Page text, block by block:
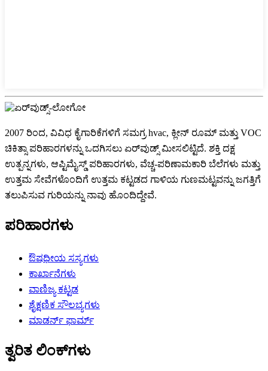
2007 ರಿಂದ, ವಿವಿಧ ಕೈಗಾರಿಕೆಗಳಿಗೆ ಸಮಗ್ರ hvac, ಕ್ಲೀನ್ ರೂಮ್ ಮತ್ತು VOC
ಚಿಕಿತ್ಸಾ ಪರಿಹಾರಗಳನ್ನು ಒದಗಿಸಲು ಏರ್‌ವುಡ್ಸ್ ಮೀಸಲಿಟ್ಟಿದೆ. ಶಕ್ತಿ ದಕ್ಷ
ಉತ್ಪನ್ನಗಳು, ಆಪ್ಟಿಮೈಸ್ಡ್ ಪರಿಹಾರಗಳು, ವೆಚ್ಚ-ಪರಿಣಾಮಕಾರಿ ಬೆಲೆಗಳು ಮತ್ತು
ಉತ್ತಮ ಸೇವೆಗಳೊಂದಿಗೆ ಉತ್ತಮ ಕಟ್ಟಡದ ಗಾಳಿಯ ಗುಣಮಟ್ಟವನ್ನು ಜಗತ್ತಿಗೆ
ತಲುಪಿಸುವ ಗುರಿಯನ್ನು ನಾವು ಹೊಂದಿದ್ದೇವೆ.
ಪರಿಹಾರಗಳು
ಔಷಧೀಯ ಸಸ್ಯಗಳು
ಕಾರ್ಖಾನೆಗಳು
ವಾಣಿಜ್ಯ ಕಟ್ಟಡ
ಶೈಕ್ಷಣಿಕ ಸೌಲಭ್ಯಗಳು
ಮಾಡರ್ನ್ ಫಾರ್ಮ್
ತ್ವರಿತ ಲಿಂಕ್‌ಗಳು